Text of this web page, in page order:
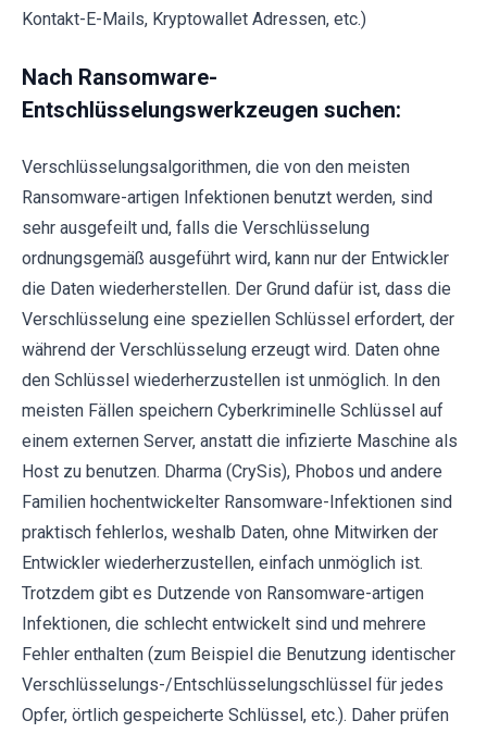
Kontakt-E-Mails, Kryptowallet Adressen, etc.)
Nach Ransomware-
Entschlüsselungswerkzeugen suchen:
Verschlüsselungsalgorithmen, die von den meisten
Ransomware-artigen Infektionen benutzt werden, sind
sehr ausgefeilt und, falls die Verschlüsselung
ordnungsgemäß ausgeführt wird, kann nur der Entwickler
die Daten wiederherstellen. Der Grund dafür ist, dass die
Verschlüsselung eine speziellen Schlüssel erfordert, der
während der Verschlüsselung erzeugt wird. Daten ohne
den Schlüssel wiederherzustellen ist unmöglich. In den
meisten Fällen speichern Cyberkriminelle Schlüssel auf
einem externen Server, anstatt die infizierte Maschine als
Host zu benutzen. Dharma (CrySis), Phobos und andere
Familien hochentwickelter Ransomware-Infektionen sind
praktisch fehlerlos, weshalb Daten, ohne Mitwirken der
Entwickler wiederherzustellen, einfach unmöglich ist.
Trotzdem gibt es Dutzende von Ransomware-artigen
Infektionen, die schlecht entwickelt sind und mehrere
Fehler enthalten (zum Beispiel die Benutzung identischer
Verschlüsselungs-/Entschlüsselungschlüssel für jedes
Opfer, örtlich gespeicherte Schlüssel, etc.). Daher prüfen